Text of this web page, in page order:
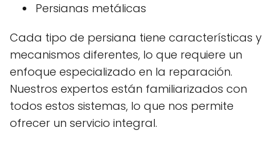
Persianas metálicas
Cada tipo de persiana tiene características y
mecanismos diferentes, lo que requiere un
enfoque especializado en la reparación.
Nuestros expertos están familiarizados con
todos estos sistemas, lo que nos permite
ofrecer un servicio integral.